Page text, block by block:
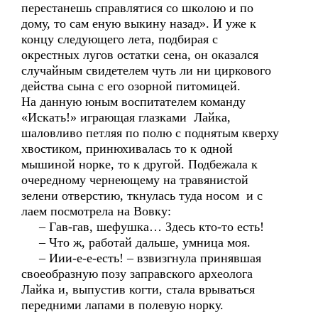
перестанешь справлятися со школою и по
дому, то сам еную выкину назад». И уже к
концу следующего лета, подбирая с
окрестных лугов остатки сена, он оказался
случайным свидетелем чуть ли ни циркового
действа сына с его озорной питомицей.
На данную юным воспитателем команду
«Искать!» играющая глазками Лайка,
шаловливо петляя по полю с поднятым кверху
хвостиком, принюхивалась то к одной
мышиной норке, то к другой. Подбежала к
очередному чернеющему на травянистой
зелени отверстию, ткнулась туда носом и с
лаем посмотрела на Вовку:
– Гав-гав, шефушка… Здесь кто-то есть!
– Что ж, работай дальше, умница моя.
– Иии-е-е-есть! – взвизгнула принявшая
своеобразную позу заправского археолога
Лайка и, выпустив когти, стала врываться
передними лапами в полевую норку.